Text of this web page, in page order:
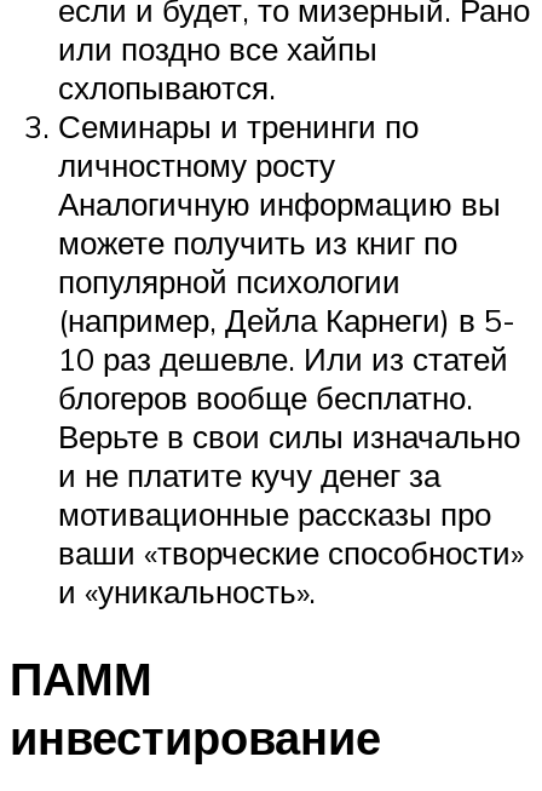
если и будет, то мизерный. Рано
или поздно все хайпы
схлопываются.
Семинары и тренинги по
личностному росту
Аналогичную информацию вы
можете получить из книг по
популярной психологии
(например, Дейла Карнеги) в 5-
10 раз дешевле. Или из статей
блогеров вообще бесплатно.
Верьте в свои силы изначально
и не платите кучу денег за
мотивационные рассказы про
ваши «творческие способности»
и «уникальность».
ПАММ
инвестирование